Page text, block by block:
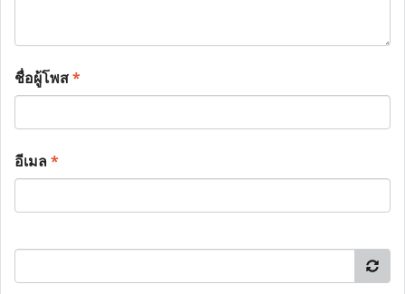
ชื่อผู้โพส*
อีเมล*